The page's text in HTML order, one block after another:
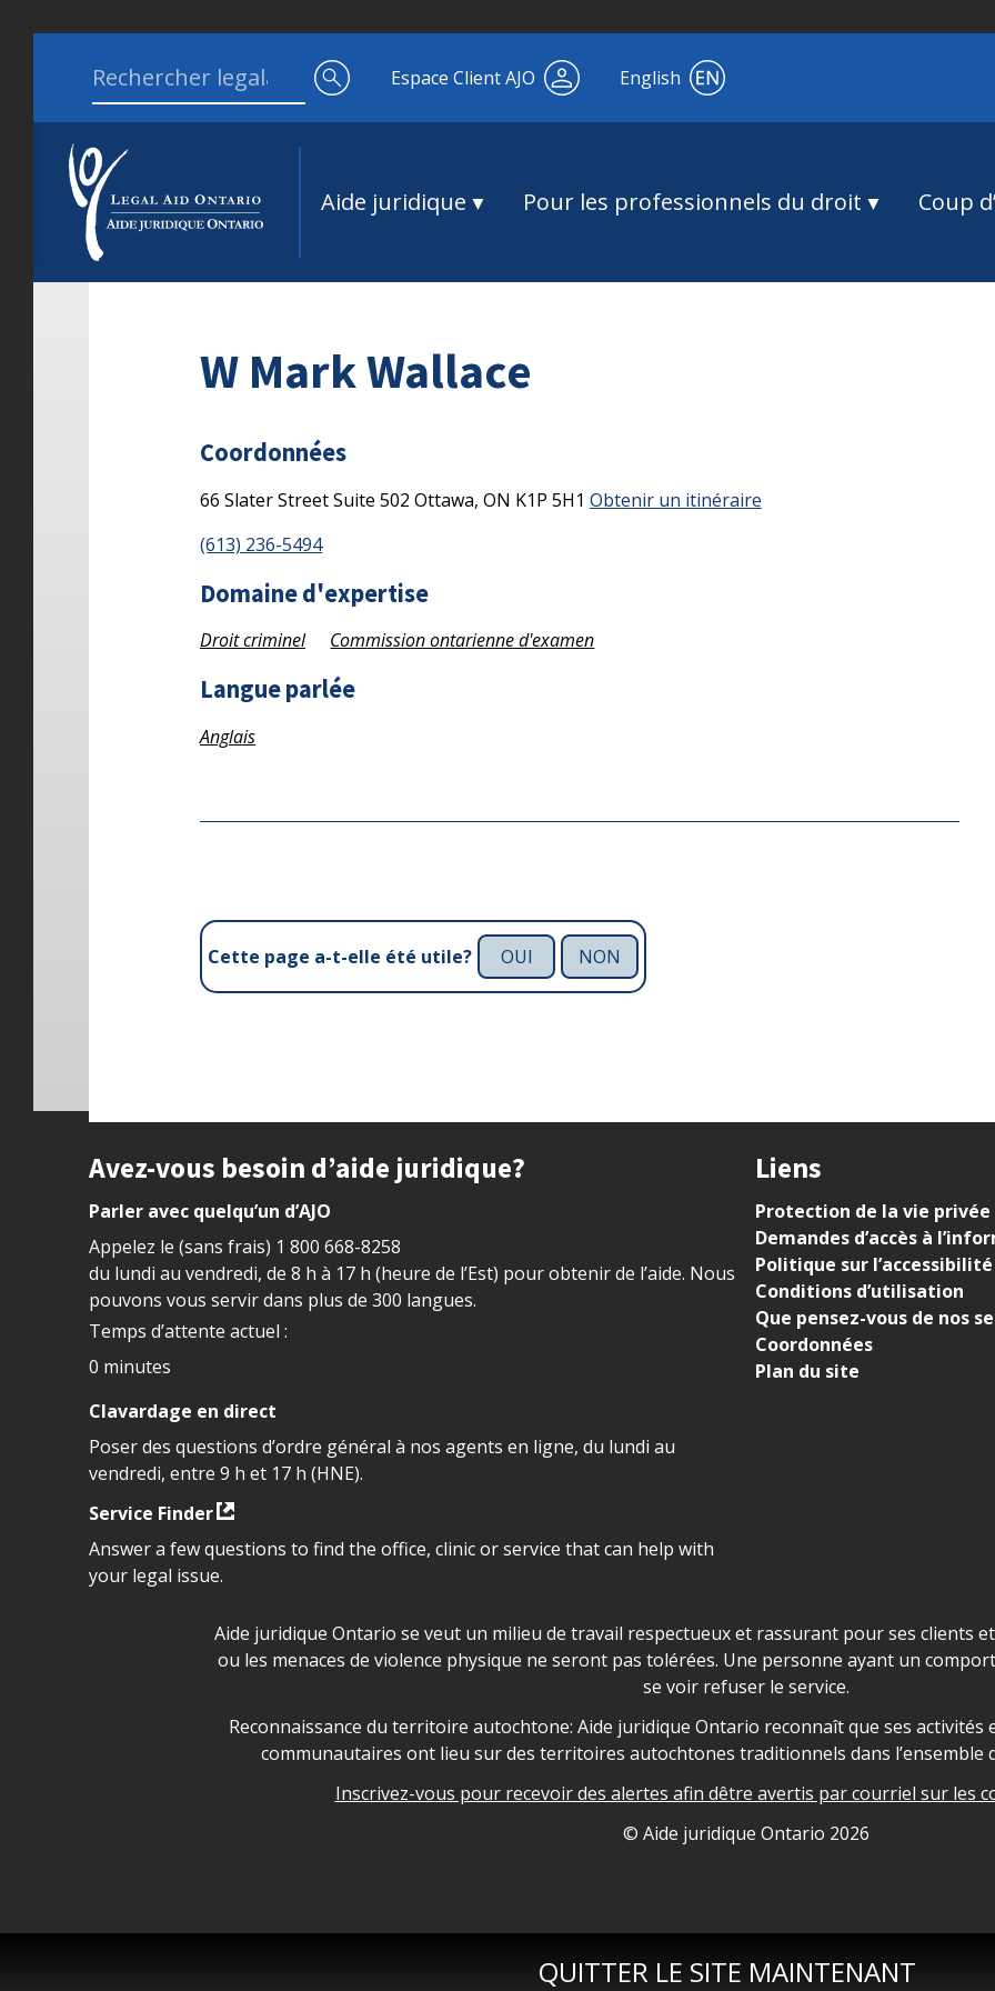
QUITTER LE SITE MAINTENANT
Search for:
Espace Client AJO English
Aide juridique Pour les professionnels du droit Coup
W Mark Wallace
Coordonnées
66 Slater StreetSuite 502 Ottawa, ON K1P 5H1 Obtenir un itinéraire
(613) 236-5494
Domaine d'expertise
Droit criminel Commission ontarienne d'examen
Langue parlée
Anglais
Cette page a-t-elle été utile? OUI NON
Site footer
Avez-vous besoin d’aide juridique?
Parler avec quelqu’un d’AJO
Appelez le (sans frais) 1 800 668-8258
du lundi au vendredi, de 8 h à 17 h (heure de l’Est) pour obtenir de l’aide. Nous
pouvons vous servir dans plus de 300 langues.
Temps d’attente actuel :
0 minutes
Clavardage en direct
Poser des questions d’ordre général à nos agents en ligne, du lundi au
vendredi, entre 9 h et 17 h (HNE).
Service Finder
Answer a few questions to find the office, clinic or service that can help with
your legal issue.
Liens
Protection de la vie privée
Demandes d’accès à
Politique sur l’accessibilité
Conditions d’utilisation
Que pensez-vous de nos
Coordonnées
Plan du site
Déclaration sur la sécurité dans les locaux d'AJO.
Aide juridique Ontario se veut un milieu de travail respectueux et rassurant pour ses clients
ou les menaces de violence physique ne seront pas tolérées. Une personne ayant un
se voir refuser le service.
Legal Aid Ontario land acknowledgement
Reconnaissance du territoire autochtone: Aide juridique Ontario reconnaît que ses activités
communautaires ont lieu sur des territoires autochtones traditionnels dans l’ensemble
Inscrivez-vous pour recevoir des alertes afin dêtre avertis par courriel sur les
© Aide juridique Ontario 2026